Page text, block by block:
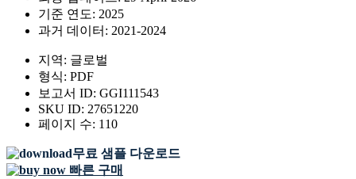
기준 연도: 2025
과거 데이터: 2021-2024
지역: 글로벌
형식: PDF
보고서 ID: GGI111543
SKU ID: 27651220
페이지 수: 110
무료 샘플 다운로드
빠른 구매